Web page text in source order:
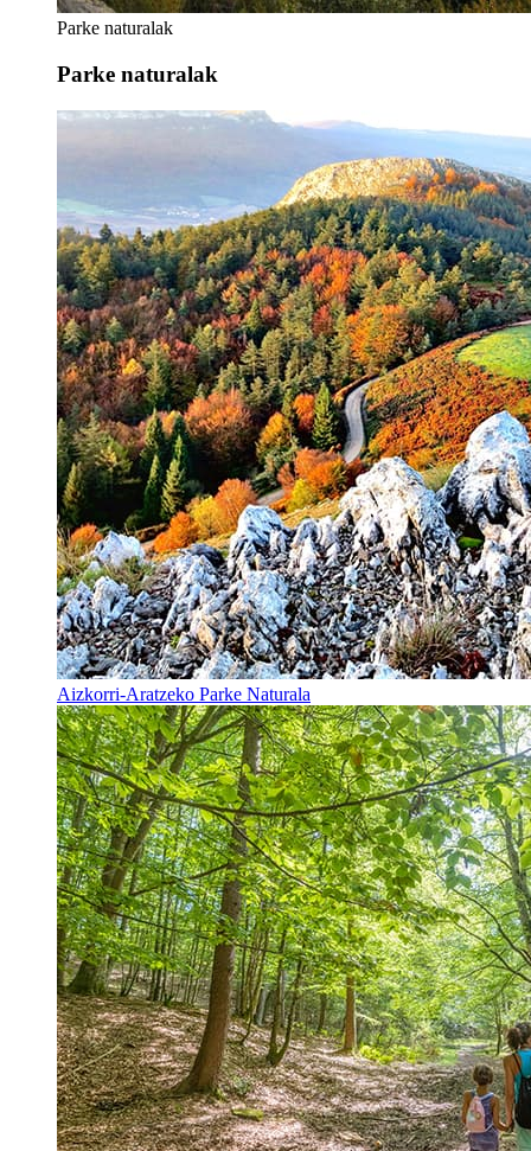
Parke naturalak
Parke naturalak
Aizkorri-Aratzeko Parke Naturala